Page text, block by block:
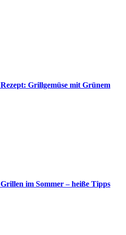
Rezept: Grillgemüse mit Grünem
Grillen im Sommer – heiße Tipps